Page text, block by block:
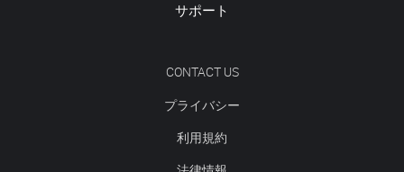
サポート
CONTACT US
プライバシー
利用規約